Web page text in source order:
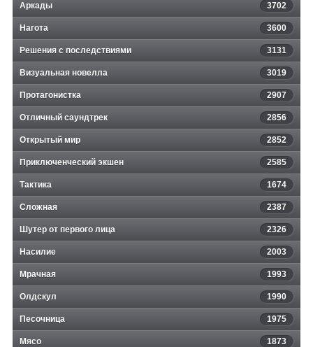
Аркады 3702
Нагота 3600
Решения с последствиями 3131
Визуальная новелла 3019
Протагонистка 2907
Отличный саундтрек 2856
Открытый мир 2852
Приключенческий экшен 2585
Тактика 1674
Сложная 2387
Шутер от первого лица 2326
Насилие 2003
Мрачная 1993
Олдскул 1990
Песочница 1975
Мясо 1873